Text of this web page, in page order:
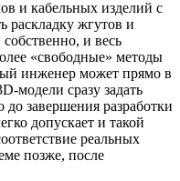
и кабельных изделий с
раскладку жгутов и
и весь
«свободные» методы
инженер может прямо в
модели сразу задать
завершения разработки
допускает и такой
реальных
позже, после